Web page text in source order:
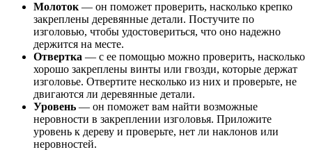
Молоток — он поможет проверить, насколько крепко
закреплены деревянные детали. Постучите по
изголовью, чтобы удостовериться, что оно надежно
держится на месте.
Отвертка — с ее помощью можно проверить, насколько
хорошо закреплены винты или гвозди, которые держат
изголовье. Отвертите несколько из них и проверьте, не
двигаются ли деревянные детали.
Уровень — он поможет вам найти возможные
неровности в закреплении изголовья. Приложите
уровень к дереву и проверьте, нет ли наклонов или
неровностей.